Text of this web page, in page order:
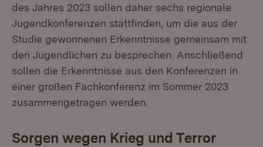
des Jahres 2023 sollen daher sechs regionale
Jugendkonferenzen stattfinden, um die aus der
Studie gewonnenen Erkenntnisse gemeinsam mit
den Jugendlichen zu besprechen. Anschließend
sollen die Erkenntnisse aus den Konferenzen in
einer großen Fachkonferenz im Sommer 2023
zusammengetragen werden.
Sorgen wegen Krieg und Terror